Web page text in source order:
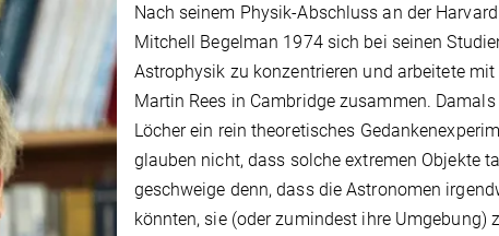
Nach seinem Physik-Abschluss an der
Mitchell Begelman 1974 sich bei seinen
Astrophysik zu konzentrieren und arbeitete
Martin Rees in Cambridge zusammen.
Löcher ein rein theoretisches
glauben nicht, dass solche extremen Objekte
geschweige denn, dass die Astronomen
könnten, sie (oder zumindest ihre Umgebung)